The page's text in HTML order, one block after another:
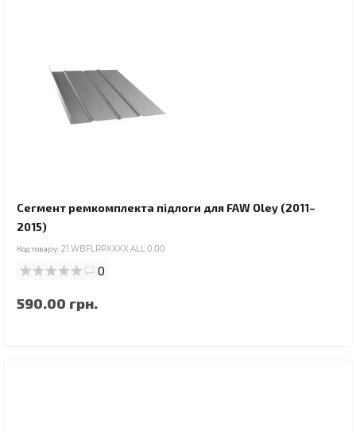
Сегмент ремкомплекта підлоги для FAW Oley (2011–
2015)
Код товару: 21.WBFLRPXXXX.ALL.0.00
0
590.00 грн.